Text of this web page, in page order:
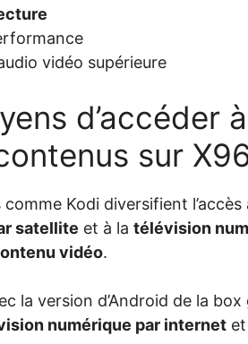
vidéo supérieure
d’accéder
sur
Kodi diversifient l’accès
satellite et à la télévision
vidéo.
la version d’Android de la
numérique par internet